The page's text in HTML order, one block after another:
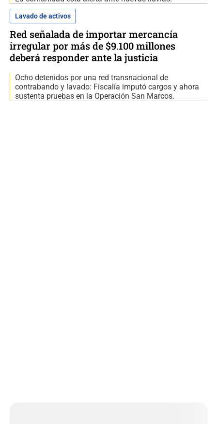
Lavado de activos
Red señalada de importar mercancía
irregular por más de $9.100 millones
deberá responder ante la justicia
Ocho detenidos por una red transnacional de
contrabando y lavado: Fiscalía imputó cargos y ahora
sustenta pruebas en la Operación San Marcos.